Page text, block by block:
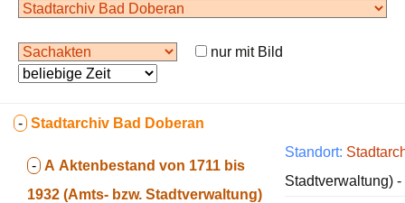
nur mit Bild
- Stadtarchiv Bad Doberan
- A Aktenbestand von 1711 bis
1932 (Amts- bzw. Stadtverwaltung)
Standort:
Stadtverwaltung)